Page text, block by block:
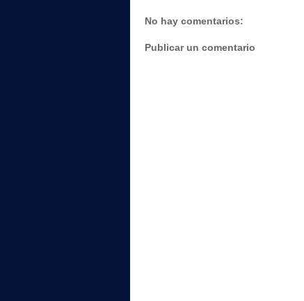
No hay comentarios:
Publicar un comentario